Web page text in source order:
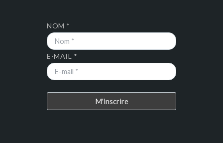
NOM *
E-MAIL *